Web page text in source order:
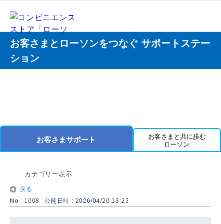
お客さまとローソンをつなぐ サポートステー
ション
お客さまサポート
お客さまと共に歩む
ローソン
カテゴリー表示
戻る
No : 1008
公開日時 : 2026/04/20 13:23